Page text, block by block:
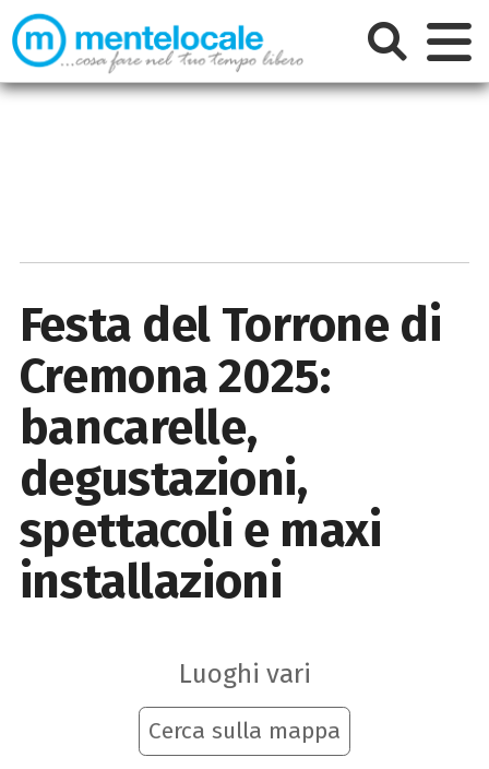
Festa del Torrone di
Cremona 2025:
bancarelle,
degustazioni,
spettacoli e maxi
installazioni
Luoghi vari
Cerca sulla mappa